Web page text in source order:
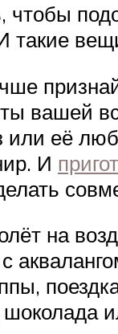
такие
вашей
или её
И
на